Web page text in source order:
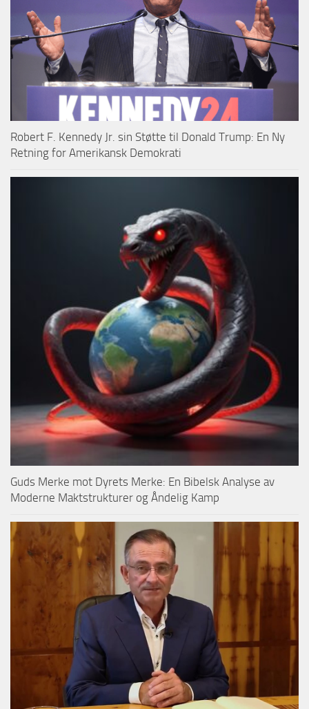
Robert F. Kennedy Jr. sin Støtte til Donald Trump: En Ny
Retning for Amerikansk Demokrati
Guds Merke mot Dyrets Merke: En Bibelsk Analyse av
Moderne Maktstrukturer og Åndelig Kamp